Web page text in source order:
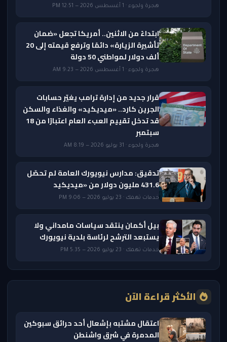
هجرة ولجوء · 1 أغسطس 2026 — 12:51 PM
ابتداءً من الاثنين.. أمريكا تجعل «ضمان
تأشيرة الزيارة» دائمًا وترفع قيمته إلى 20
ألف دولار لمواطني 50 دولة
هجرة ولجوء · 1 أغسطس 2026 — 9:23 AM
قرار جديد من إدارة ترامب يغيّر حسابات
الجرين كارد.. «ميديكيد» والغذاء والسكن
قد تدخل تقييم العبء العام اعتبارًا من 18
سبتمبر
هجرة ولجوء · 31 يوليو 2026 — 8:19 AM
تدقيق: مدارس نيويورك العامة لم تحصّل
431.6 مليون دولار من «ميديكيد
خدمات تهمك · 23 يوليو 2026 — 9:06 PM
بيل أكمان ينتقد سياسات مامداني ولا
يستبعد الترشح لرئاسة بلدية نيويورك
خدمات تهمك · 23 يوليو 2026 — 5:35 PM
الأكثر قراءة الآن
اعتقال مشتبه بإشعال أحد حرائق سبوكين
المدمرة في شرق واشنطن